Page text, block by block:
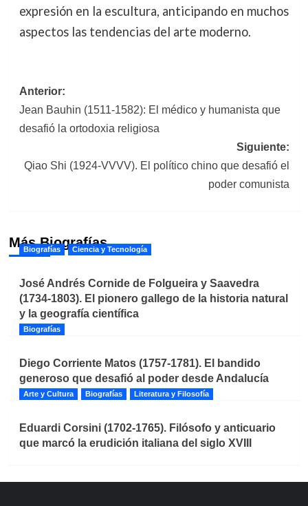
expresión en la escultura, anticipando en muchos
aspectos las tendencias del arte moderno.
Navegación
de
Anterior:
Jean Bauhin (1511-1582): El médico y humanista que
desafió la ortodoxia religiosa
Siguiente:
Qiao Shi (1924-VVVV). El político chino que desafió el
poder comunista
Más Biografías
Biografías Ciencia y Tecnología
José Andrés Cornide de Folgueira y Saavedra
(1734-1803). El pionero gallego de la historia natural
y la geografía científica
Biografías
Diego Corriente Matos (1757-1781). El bandido
generoso que desafió al poder desde Andalucía
Arte y Cultura Biografías Literatura y Filosofía
Eduardi Corsini (1702-1765). Filósofo y anticuario
que marcó la erudición italiana del siglo XVIII